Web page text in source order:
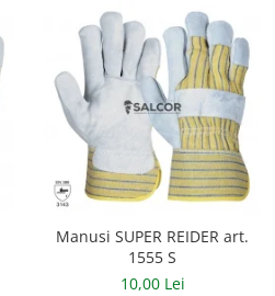
Manusi SUPER REIDER art.
1555 S
10,00 Lei